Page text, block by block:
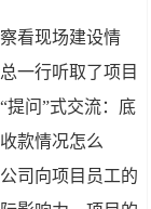
看现场建设情
一行听取了项目
提问”式交流：底
款情况怎么
司向项目员工的